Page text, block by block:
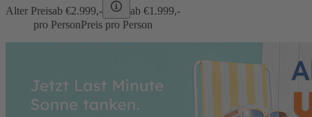
Alter Preisab €2.999,- ab €1.999,-
pro PersonPreis pro Person